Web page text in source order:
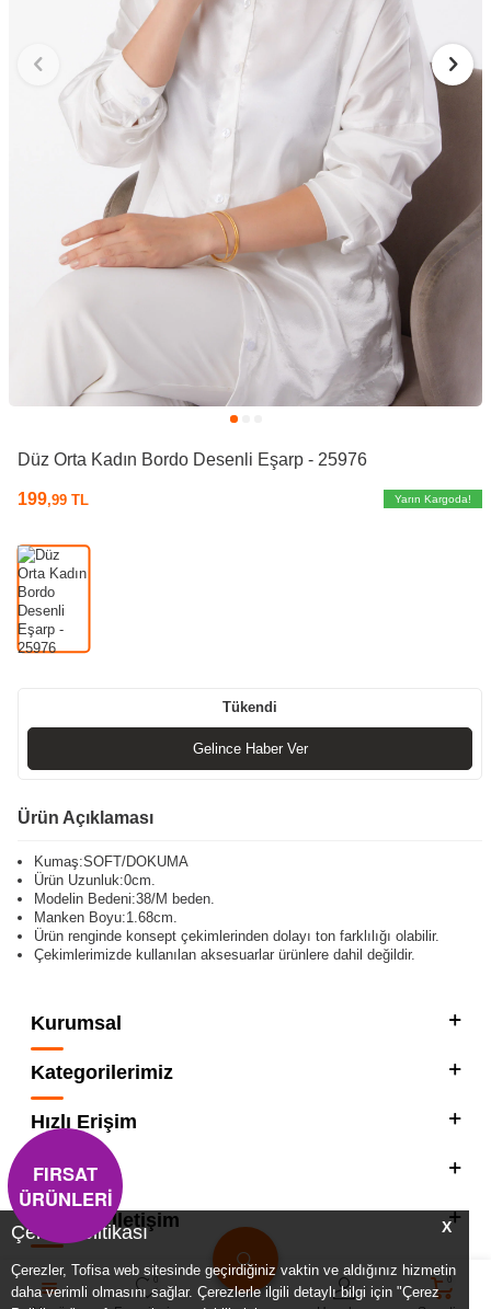
X
Çerez Politikası
Çerezler, Tofisa web sitesinde geçirdiğiniz vaktin ve aldığınız hizmetin
daha verimli olmasını sağlar. Çerezlerle ilgili detaylı bilgi için "Çerez
0 0
Düz Orta Kadın Bordo Desenli Eşarp - 25976
199,99 TL Yarın Kargoda!
Tükendi
Gelince Haber Ver
Ürün Açıklaması
Kumaş:SOFT/DOKUMA
Ürün Uzunluk:0cm.
Modelin Bedeni:38/M beden.
Manken Boyu:1.68cm.
Ürün renginde konsept çekimlerinden dolayı ton farklılığı olabilir.
Çekimlerimizde kullanılan aksesuarlar ürünlere dahil değildir.
Kurumsal
Kategorilerimiz
Hızlı Erişim
Sosyal
Adres & İletişim
T-SOFT
FIRSAT
ÜRÜNLERİ